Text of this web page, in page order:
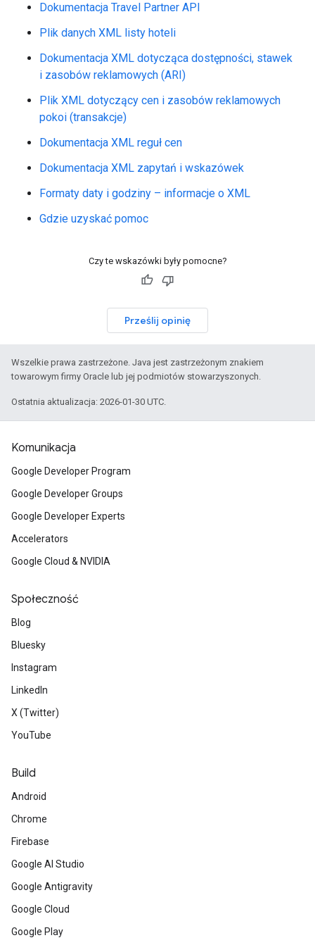
Dokumentacja Travel Partner API
Plik danych XML listy hoteli
Dokumentacja XML dotycząca dostępności, stawek
i zasobów reklamowych (ARI)
Plik XML dotyczący cen i zasobów reklamowych
pokoi (transakcje)
Dokumentacja XML reguł cen
Dokumentacja XML zapytań i wskazówek
Formaty daty i godziny – informacje o XML
Gdzie uzyskać pomoc
Czy te wskazówki były pomocne?
Prześlij opinię
Wszelkie prawa zastrzeżone. Java jest zastrzeżonym znakiem
towarowym firmy Oracle lub jej podmiotów stowarzyszonych.
Ostatnia aktualizacja: 2026-01-30 UTC.
Komunikacja
Google Developer Program
Google Developer Groups
Google Developer Experts
Accelerators
Google Cloud & NVIDIA
Społeczność
Blog
Bluesky
Instagram
LinkedIn
X (Twitter)
YouTube
Build
Android
Chrome
Firebase
Google AI Studio
Google Antigravity
Google Cloud
Google Play